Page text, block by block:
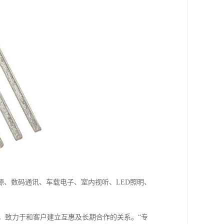
数码通讯、车载电子、室内视听、LED照明、
力于和客户建立互惠及长期合作的关系。“专